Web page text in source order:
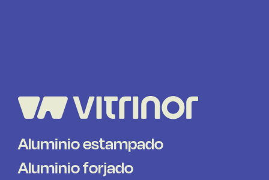
Aluminio estampado
Aluminio forjado